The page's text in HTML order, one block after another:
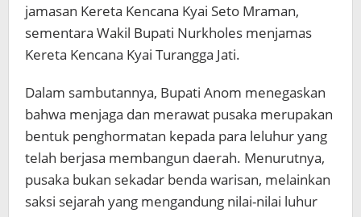
jamasan Kereta Kencana Kyai Seto Mraman,
sementara Wakil Bupati Nurkholes menjamas
Kereta Kencana Kyai Turangga Jati.
Dalam sambutannya, Bupati Anom menegaskan
bahwa menjaga dan merawat pusaka merupakan
bentuk penghormatan kepada para leluhur yang
telah berjasa membangun daerah. Menurutnya,
pusaka bukan sekadar benda warisan, melainkan
saksi sejarah yang mengandung nilai-nilai luhur